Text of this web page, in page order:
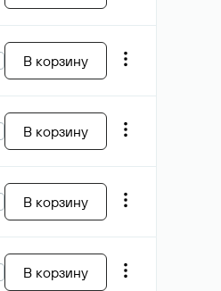
В корзину
В корзину
В корзину
В корзину